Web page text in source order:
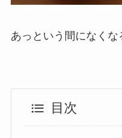
あっという間になく
目次